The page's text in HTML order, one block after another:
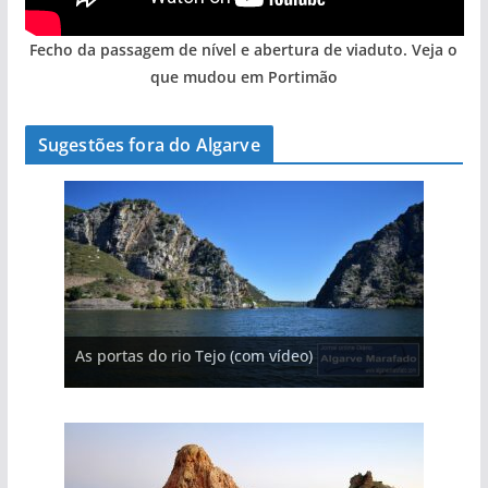
Fecho da passagem de nível e abertura de viaduto. Veja o
que mudou em Portimão
Sugestões fora do Algarve
A piscina natural com cascata
As portas do rio Tejo (com vídeo)
A aldeia mais portuguesa de Portugal (com
vídeo)